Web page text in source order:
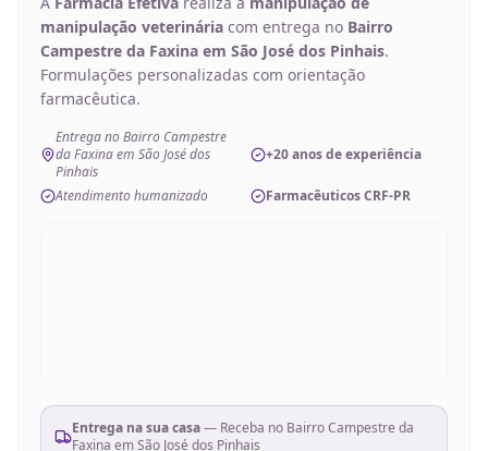
manipulação veterinária com entrega no Bairro
Campestre da Faxina em São José dos Pinhais.
Formulações personalizadas com orientação
farmacêutica.
Entrega no Bairro Campestre
da Faxina em São José dos
Pinhais
+20 anos de experiência
Atendimento humanizado Farmacêuticos CRF-PR
Entrega na sua casa— Receba no Bairro Campestre da
Faxina em São José dos Pinhais